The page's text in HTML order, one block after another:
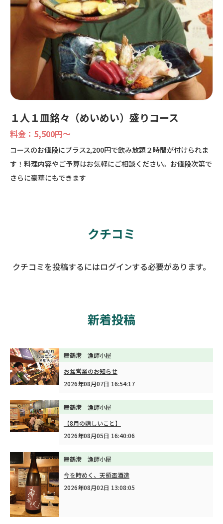
１人１皿銘々（めいめい）盛りコース
料金：5,500円〜
コースのお値段にプラス2,200円で飲み放題２時間が付けられま
す！料理内容やご予算はお気軽にご相談ください。お値段次第で
さらに豪華にもできます
クチコミ
クチコミを投稿するにはログインする必要があります。
新着投稿
舞鶴港 漁師小屋
お盆営業のお知らせ
2026年08月07日 16:54:17
舞鶴港 漁師小屋
【8月の嬉しいこと】
2026年08月05日 16:40:06
舞鶴港 漁師小屋
今を時めく、天領盃酒造
2026年08月02日 13:08:05